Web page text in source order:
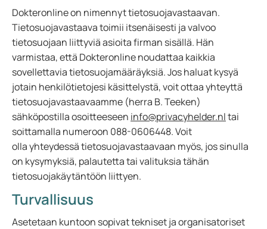
Dokteronline on nimennyt tietosuojavastaavan.
Tietosuojavastaava toimii itsenäisesti ja valvoo
tietosuojaan liittyviä asioita firman sisällä. Hän
varmistaa, että Dokteronline noudattaa kaikkia
sovellettavia tietosuojamääräyksiä. Jos haluat kysyä
jotain henkilötietojesi käsittelystä, voit ottaa yhteyttä
tietosuojavastaavaamme (herra B. Teeken)
sähköpostilla osoitteeseen info@privacyhelder.nltai
soittamalla numeroon 088-0606448. Voit
olla yhteydessä tietosuojavastaavaan myös, jos sinulla
on kysymyksiä, palautetta tai valituksia tähän
tietosuojakäytäntöön liittyen.
Turvallisuus
Asetetaan kuntoon sopivat tekniset ja organisatoriset